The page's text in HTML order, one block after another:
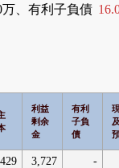
万、有利子負債
利益
剰余
金
有利
子負
債
3,727 -